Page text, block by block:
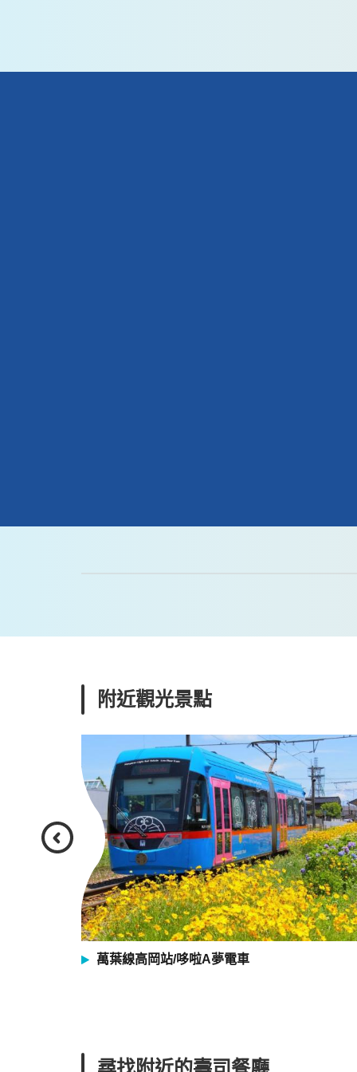
附近觀光景點
萬葉線高岡站/哆啦A夢電車
尋找附近的壽司餐廳